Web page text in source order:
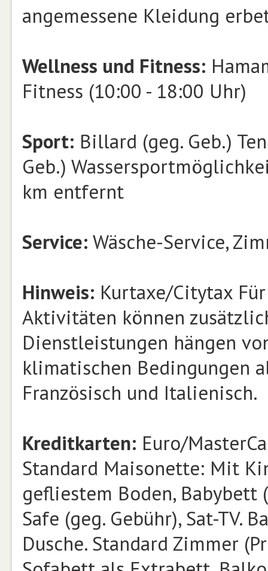
angemessene Kleidung
Wellness und Fitness:
Fitness (10:00 - 18:00 Uhr)
Sport: Billard (geg. Geb.)
Geb.)
km entfernt
Service: Wäsche-Service,
Hinweis: Kurtaxe/Citytax
Aktivitäten können
Dienstleistungen hängen
klimatischen Bedingungen
Französisch und Italienisch.
Kreditkarten: Euro/
Standard Maisonette: Mit
gefliestem Boden, Babybett
Safe (geg. Gebühr), Sat-TV.
Dusche. Standard Zimmer